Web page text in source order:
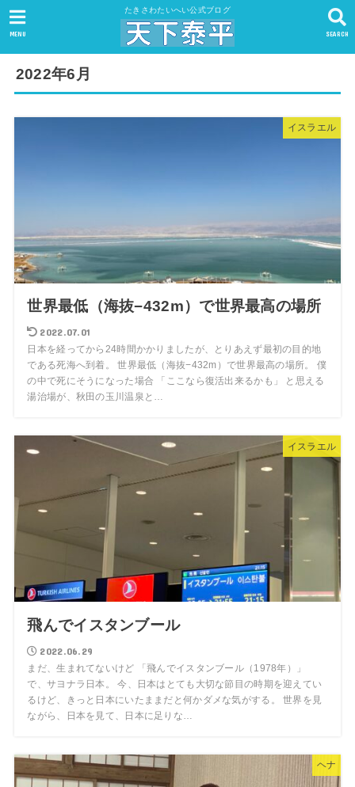
たきさわたいへい公式ブログ
SEARCH
MENU
2022年6月
イスラエル
世界最低（海抜−432m）で世界最高の場所
2022.07.01
日本を経ってから24時間かかりましたが、とりあえず最初の目的地
である死海へ到着。 世界最低（海抜−432m）で世界最高の場所。 僕
の中で死にそうになった場合 「ここなら復活出来るかも」 と思える
湯治場が、秋田の玉川温泉と…
イスラエル
飛んでイスタンブール
2022.06.29
まだ、生まれてないけど 「飛んでイスタンブール（1978年）」
で、サヨナラ日本。 今、日本はとても大切な節目の時期を迎えてい
るけど、きっと日本にいたままだと何かダメな気がする。 世界を見
ながら、日本を見て、日本に足りな…
ヘナ